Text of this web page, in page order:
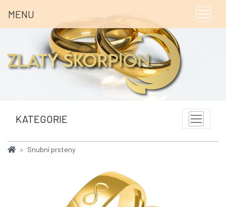
MENU
KATEGORIE
Snubní prsteny